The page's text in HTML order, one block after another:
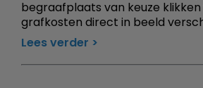
begraafplaats van keuze
grafkosten direct in beeld
Lees verder